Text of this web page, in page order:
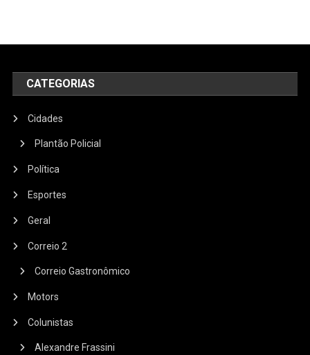
CATEGORIAS
Cidades
Plantão Policial
Política
Esportes
Geral
Correio 2
Correio Gastronômico
Motors
Colunistas
Alexandre Frassini